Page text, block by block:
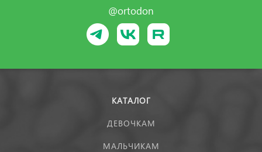
@ortodon
КАТАЛОГ
ДЕВОЧКАМ
МАЛЬЧИКАМ